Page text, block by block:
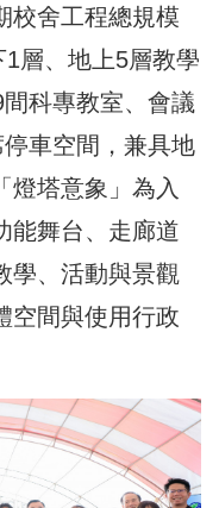
校舍工程總規模
層、地上5層教學
科專教室、會議
車空間，兼具地
燈塔意象」為入
能舞台、走廊道
學、活動與景觀
空間與使用行政